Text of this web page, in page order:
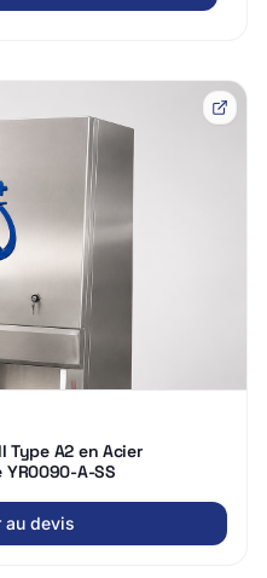
Type A2 en Acier
A-SS
au devis